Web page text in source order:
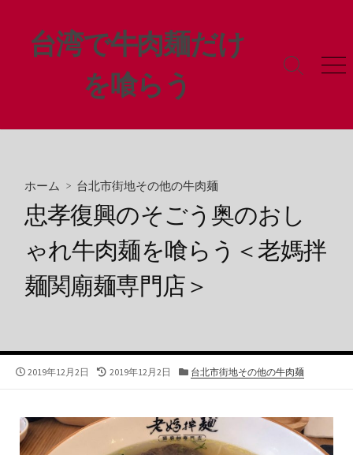
ス
台湾で牛肉麺だけ
を喰らう
検
ル
メ
ホーム > 台北市街地その他の牛肉麺
忠孝復興のそごう奥のおし
ゃれ牛肉麺を喰らう＜老媽拌
麺関廟麺専門店＞
公
2019年12月2日
最
新
2019年12月2日
カ
リ
ー
台北市街地その他の牛肉麺